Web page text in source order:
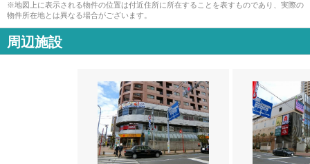
※地図上に表示される物件の位置は付近住所に所在することを表すものであり、実際の
物件所在地とは異なる場合がございます。
周辺施設